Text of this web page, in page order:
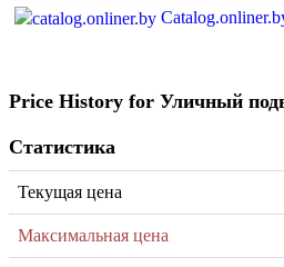
Price History for Уличный
Статистика
Текущая цена
Максимальная цена